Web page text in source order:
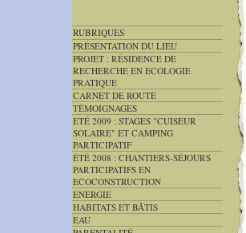
RUBRIQUES
PRÉSENTATION DU LIEU
PROJET : RÉSIDENCE DE
RECHERCHE EN ECOLOGIE
PRATIQUE
CARNET DE ROUTE
TÉMOIGNAGES
ETÉ 2009 : STAGES "CUISEUR
SOLAIRE" ET CAMPING
PARTICIPATIF
ÉTÉ 2008 : CHANTIERS-SÉJOURS
PARTICIPATIFS EN
ECOCONSTRUCTION
ENERGIE
HABITATS ET BÂTIS
EAU